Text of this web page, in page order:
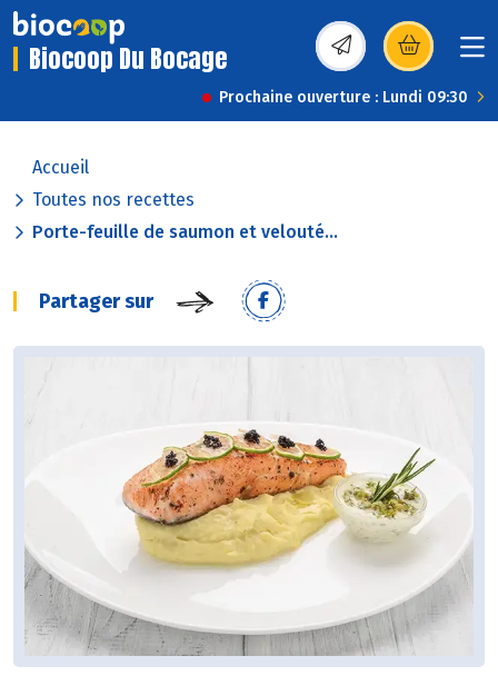
Biocoop Du Bocage (s’ouvre dans une
Prochaine ouverture : Lundi 09:30
Accueil
Toutes nos recettes
Porte-feuille de saumon et velouté...
Partager sur